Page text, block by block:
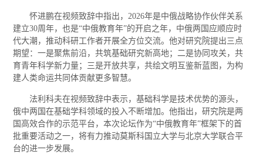
怀进鹏在视频致辞中指出，2026年是中俄战略协作伙伴关系
建立30周年，也是“中俄教育年”的开启之年，中俄两国应顺应时
代大潮，推动科研工作者开展全方位交流。他对研究院提出三点
期望：一是聚焦前沿，共筑基础研究新高地；二是协同攻关，共
育青年科学新力量；三是开放共享，共绘文明互鉴新蓝图，为构
建人类命运共同体贡献更多智慧。
法利科夫在视频致辞中表示，基础科学是技术优势的源头，
俄中两国在基础学科领域的投入不断增加。他指出，研究院是两
国高效合作的示范平台，本次论坛作为“中俄教育年”框架下的首
批重要活动之一，将有力推动莫斯科国立大学与北京大学联合平
台的进一步发展。